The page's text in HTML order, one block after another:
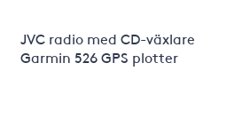
JVC radio med CD-växlare
Garmin 526 GPS plotter